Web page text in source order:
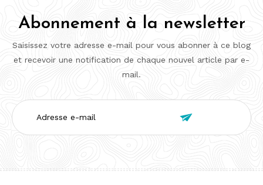
Abonnement à la newsletter
Saisissez votre adresse e-mail pour vous abonner à ce blog
et recevoir une notification de chaque nouvel article par e-
mail.
Adresse
e-
mail
